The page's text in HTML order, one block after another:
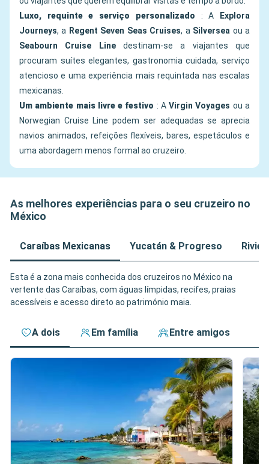
Luxo, requinte e serviço personalizado : A
Explora
Journeys, a Regent Seven Seas Cruises, a Silversea ou a
Seabourn Cruise Linedestinam-se a viajantes que
procuram suítes elegantes, gastronomia cuidada, serviço
atencioso e uma experiência mais requintada nas escalas
mexicanas.
Um ambiente mais livre e festivo : AVirgin Voyages ou a
Norwegian Cruise Line podem ser adequadas se aprecia
navios animados, refeições flexíveis, bares, espetáculos e
uma abordagem menos formal ao cruzeiro.
As melhores experiências para o seu cruzeiro no
México
Caraíbas Mexicanas Yucatán & Progreso
Esta é a zona mais conhecida dos cruzeiros no México na
vertente das Caraíbas, com águas límpidas, recifes, praias
acessíveis e acesso direto ao património maia.
A dois Em família Entre amigos